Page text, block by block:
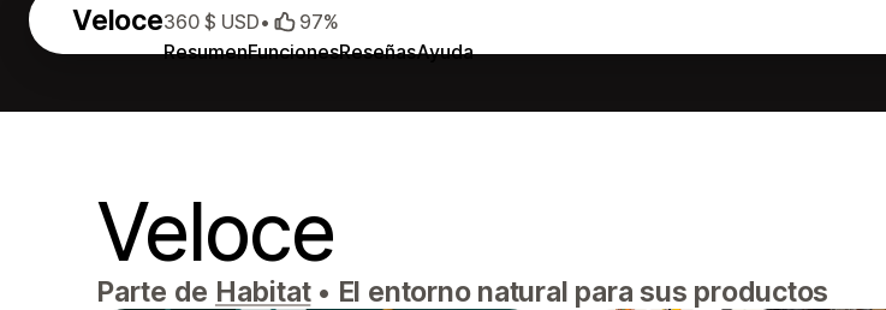
Veloce
ResumenFuncionesReseñasAyuda
360 $ USD• 97%
Veloce
Parte de Habitat • El entorno natural para sus productos